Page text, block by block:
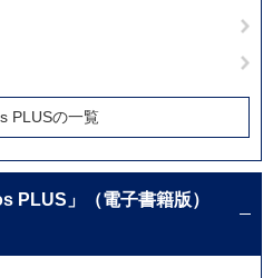
PLUSの一覧
PLUS」（電子書籍版）